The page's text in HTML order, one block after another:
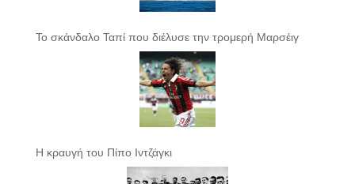
Το σκάνδαλο Ταπί που διέλυσε την τρομερή Μαρσέιγ
Η κραυγή του Πίπο Ιντζάγκι